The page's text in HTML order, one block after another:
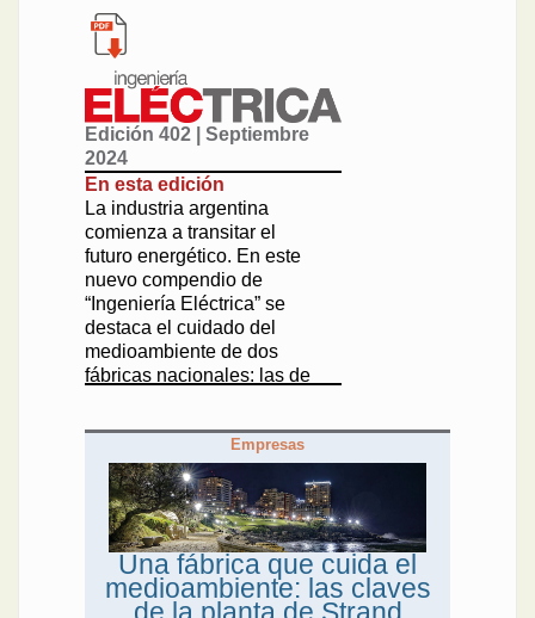
Edición 402 | Septiembre
2024
En esta edición
La industria argentina
comienza a transitar el
futuro energético. En este
nuevo compendio de
“Ingeniería Eléctrica” se
destaca el cuidado del
medioambiente de dos
fábricas nacionales: las de
Micro automación.
La certificación por el
cuidado del entorno será
una moneda cada vez más
corriente en miras a un
futuro energético eficiente,
renovable, inclusivo y
Empresas
Una fábrica que cuida el
medioambiente: las claves
de la planta de Strand